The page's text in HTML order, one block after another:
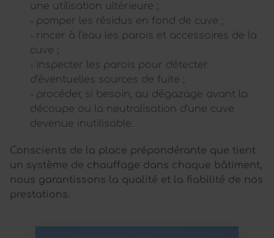
une utilisation ultérieure ;
pomper les résidus en fond de cuve ;
rincer à l’eau les parois et accessoires de la
cuve ;
inspecter les parois pour détecter
d’éventuelles sources de fuite ;
procéder, si besoin, au dégazage avant la
découpe ou la neutralisation d’une cuve
devenue inutilisable.
Conscients de la place prépondérante que tient
un système de chauffage dans chaque bâtiment,
nous garantissons la qualité et la fiabilité de nos
prestations.